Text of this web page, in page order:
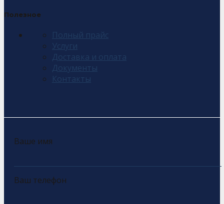
Полезное
Полный прайс
Услуги
Доставка и оплата
Документы
Контакты
Ваше имя
Ваш телефон